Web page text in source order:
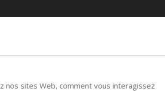
nos sites Web, comment vous interagissez